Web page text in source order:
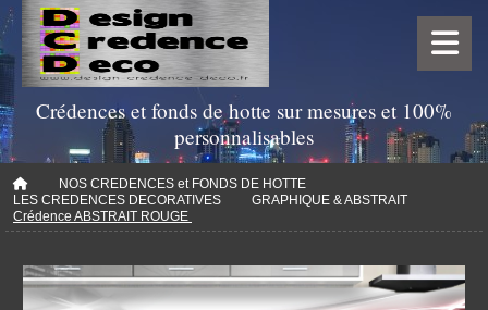
Crédences et fonds de hotte sur mesures et 100%
personnalisables
NOS CREDENCES et FONDS DE HOTTE
LES CREDENCES DECORATIVES
GRAPHIQUE & ABSTRAIT
Crédence ABSTRAIT ROUGE